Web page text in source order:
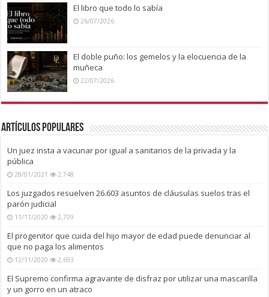
El libro que todo lo sabía
26/07/2026
El doble puño: los gemelos y la elocuencia de la
muñeca
22/07/2026
Artículos Populares
Un juez insta a vacunar por igual a sanitarios de la privada y la
pública
28/01/2021 2,748
Los juzgados resuelven 26.603 asuntos de cláusulas suelos tras el
parón judicial
11/11/2020 2,709
El progenitor que cuida del hijo mayor de edad puede denunciar al
que no paga los alimentos
12/11/2020 2,693
El Supremo confirma agravante de disfraz por utilizar una mascarilla
y un gorro en un atraco